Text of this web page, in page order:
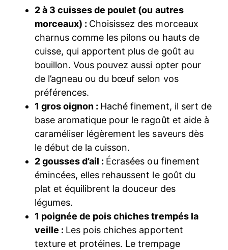
2 à 3 cuisses de poulet (ou autres
morceaux) : Choisissez des morceaux
charnus comme les pilons ou hauts de
cuisse, qui apportent plus de goût au
bouillon. Vous pouvez aussi opter pour
de l’agneau ou du bœuf selon vos
préférences.
1 gros oignon : Haché finement, il sert de
base aromatique pour le ragoût et aide à
caraméliser légèrement les saveurs dès
le début de la cuisson.
2 gousses d’ail : Écrasées ou finement
émincées, elles rehaussent le goût du
plat et équilibrent la douceur des
légumes.
1 poignée de pois chiches trempés la
veille : Les pois chiches apportent
texture et protéines. Le trempage